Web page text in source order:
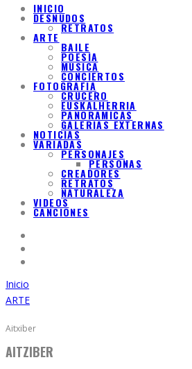
INICIO
DESNUDOS
RETRATOS
ARTE
BAILE
POESIA
MUSICA
CONCIERTOS
FOTOGRAFIA
CRUCERO
EUSKALHERRIA
PANORAMICAS
GALERIAS EXTERNAS
NOTICIAS
VARIADAS
PERSONAJES
PERSONAS
CREADORES
RETRATOS
NATURALEZA
VIDEOS
CANCIONES
Inicio
ARTE
Aitxiber
AITZIBER